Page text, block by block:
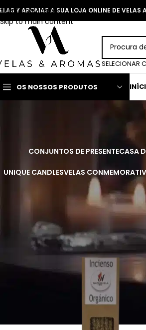
Skip to navigation
Skip to main content
Y AROMAS A SUA LOJA ONLINE DE
SELECIONAR
OS NOSSOS PRODUTOS
CONJUNTOS DE PRESENTECASA
UNIQUE CANDLESVELAS
Incenso orgânico com aromas naturais
Página Inicial> Incenso Orgânico